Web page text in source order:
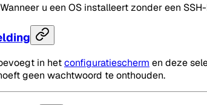
u een OS installeert zonder een
in hetconfiguratiescherm en deze
geen wachtwoord te onthouden.